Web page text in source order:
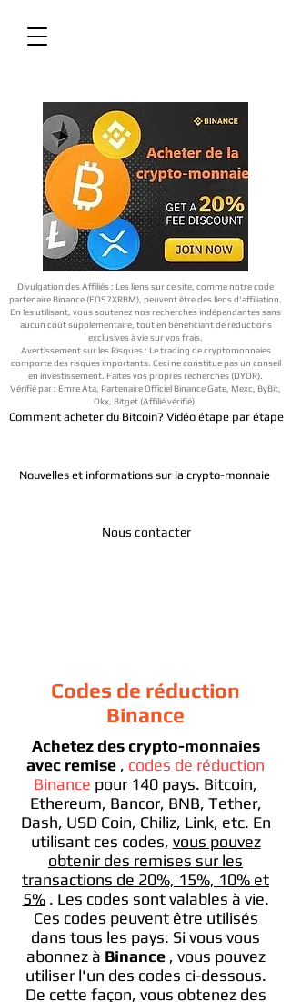
Comment acheter du Bitcoin? Vidéo étape par étape
Nouvelles et informations sur la crypto-monnaie
Nous contacter
Divulgation des Affiliés : Les liens sur ce site, comme notre code
partenaire Binance (EOS7XRBM), peuvent être des liens d'affiliation.
En les utilisant, vous soutenez nos recherches indépendantes sans
aucun coût supplémentaire, tout en bénéficiant de réductions
exclusives à vie sur vos frais.
Avertissement sur les Risques : Le trading de cryptomonnaies
comporte des risques importants. Ceci ne constitue pas un conseil
en investissement. Faites vos propres recherches (DYOR).
Vérifié par : Emre Ata, Partenaire Officiel Binance Gate, Mexc, ByBit,
Okx, Bitget (Affilié vérifié).
Codes de réduction
Binance
Achetez des crypto-monnaies
avec remise , codes de réduction
Binance pour 140 pays. Bitcoin,
Ethereum, Bancor, BNB, Tether,
Dash, USD Coin, Chiliz, Link, etc. En
utilisant ces codes, vous pouvez
obtenir des remises sur les
transactions de 20%, 15%, 10% et
5%. Les codes sont valables à vie.
Ces codes peuvent être utilisés
dans tous les pays. Si vous vous
abonnez à Binance, vous pouvez
utiliser l'un des codes ci-dessous.
De cette façon, vous obtenez des